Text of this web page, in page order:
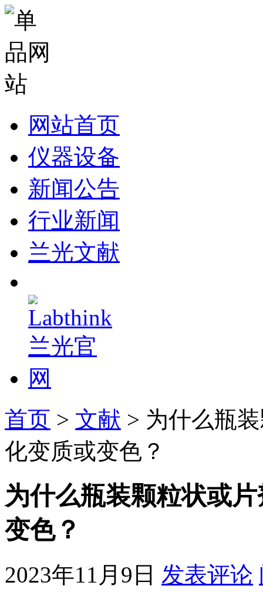
网站首页
仪器设备
新闻公告
行业新闻
兰光文献
首页 > 文献 > 为什么瓶
化变质或变色？
为什么瓶装颗粒状或
变色？
2023年11月9日 发表评论